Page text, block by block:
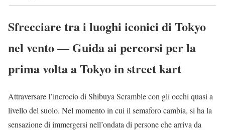
Sfrecciare tra i luoghi iconici di Tokyo
nel vento — Guida ai percorsi per la
prima volta a Tokyo in street kart
Attraversare l’incrocio di Shibuya Scramble con gli occhi quasi a
livello del suolo. Nel momento in cui il semaforo cambia, si ha la
sensazione di immergersi nell’ondata di persone che arriva da